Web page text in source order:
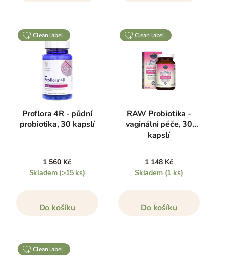
clean label
Proflora 4R - půdní
probiotika, 30 kapslí
1 560 Kč
Skladem (>15 ks)
Do košíku
clean label
RAW Probiotika -
vaginální péče, 30
kapslí
1 148 Kč
Skladem (1 ks)
Do košíku
clean label